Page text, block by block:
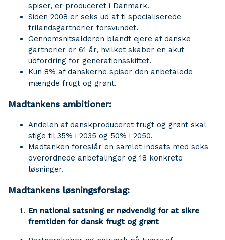
spiser, er produceret i Danmark.
Siden 2008 er seks ud af ti specialiserede
frilandsgartnerier forsvundet.
Gennemsnitsalderen blandt ejere af danske
gartnerier er 61 år, hvilket skaber en akut
udfordring for generationsskiftet.
Kun 8% af danskerne spiser den anbefalede
mængde frugt og grønt.
Madtankens ambitioner:
Andelen af danskproduceret frugt og grønt skal
stige til 35% i 2035 og 50% i 2050.
Madtanken foreslår en samlet indsats med seks
overordnede anbefalinger og 18 konkrete
løsninger.
Madtankens løsningsforslag:
En national satsning er nødvendig for at sikre
fremtiden for dansk frugt og grønt